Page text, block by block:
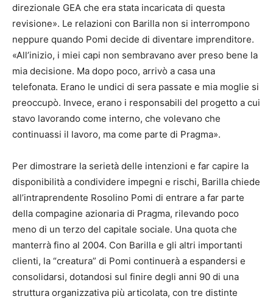
direzionale GEA che era stata incaricata di questa
revisione». Le relazioni con Barilla non si interrompono
neppure quando Pomi decide di diventare imprenditore.
«All’inizio, i miei capi non sembravano aver preso bene la
mia decisione. Ma dopo poco, arrivò a casa una
telefonata. Erano le undici di sera passate e mia moglie si
preoccupò. Invece, erano i responsabili del progetto a cui
stavo lavorando come interno, che volevano che
continuassi il lavoro, ma come parte di Pragma».
Per dimostrare la serietà delle intenzioni e far capire la
disponibilità a condividere impegni e rischi, Barilla chiede
all’intraprendente Rosolino Pomi di entrare a far parte
della compagine azionaria di Pragma, rilevando poco
meno di un terzo del capitale sociale. Una quota che
manterrà fino al 2004. Con Barilla e gli altri importanti
clienti, la “creatura” di Pomi continuerà a espandersi e
consolidarsi, dotandosi sul finire degli anni 90 di una
struttura organizzativa più articolata, con tre distinte